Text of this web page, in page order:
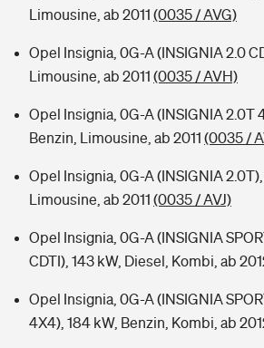
Limousine, ab 2011 (0035 / AVG)
Opel Insignia, 0G-A (INSIGNIA 2.0
Limousine, ab 2011 (0035 / AVH)
Opel Insignia, 0G-A (INSIGNIA 2.0T
Benzin, Limousine, ab 2011 (0035 /
Opel Insignia, 0G-A (INSIGNIA 2.0T),
Limousine, ab 2011 (0035 / AVJ)
Opel Insignia, 0G-A (INSIGNIA
CDTI), 143 kW, Diesel, Kombi, ab
Opel Insignia, 0G-A (INSIGNIA
4X4), 184 kW, Benzin, Kombi, ab